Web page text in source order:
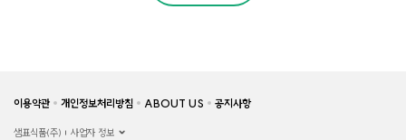
이용약관 개인정보처리방침 ABOUT US 공지사항
샘표식품(주)
사업자 정보